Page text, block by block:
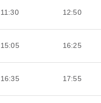
11:30 12:50
15:05 16:25
16:35 17:55